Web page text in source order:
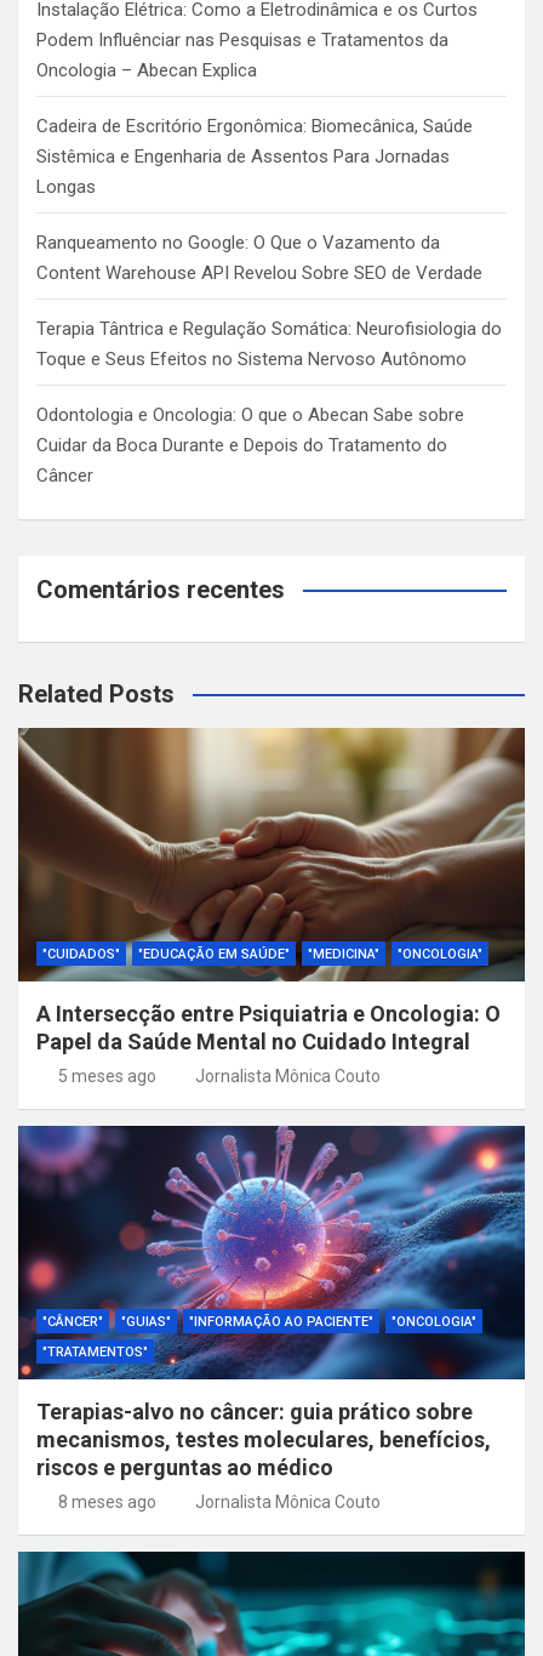
Instalação Elétrica: Como a Eletrodinâmica e os Curtos
Podem Influênciar nas Pesquisas e Tratamentos da
Oncologia – Abecan Explica
Cadeira de Escritório Ergonômica: Biomecânica, Saúde
Sistêmica e Engenharia de Assentos Para Jornadas
Longas
Ranqueamento no Google: O Que o Vazamento da
Content Warehouse API Revelou Sobre SEO de Verdade
Terapia Tântrica e Regulação Somática: Neurofisiologia do
Toque e Seus Efeitos no Sistema Nervoso Autônomo
Odontologia e Oncologia: O que o Abecan Sabe sobre
Cuidar da Boca Durante e Depois do Tratamento do
Câncer
Comentários recentes
Related Posts
"CUIDADOS" "EDUCAÇÃO EM SAÚDE" "MEDICINA" "ONCOLOGIA"
A Intersecção entre Psiquiatria e Oncologia: O
Papel da Saúde Mental no Cuidado Integral
5 meses ago Jornalista Mônica Couto
"CÂNCER" "GUIAS" "INFORMAÇÃO AO PACIENTE"
"ONCOLOGIA"
"TRATAMENTOS"
Terapias-alvo no câncer: guia prático sobre
mecanismos, testes moleculares, benefícios,
riscos e perguntas ao médico
8 meses ago Jornalista Mônica Couto